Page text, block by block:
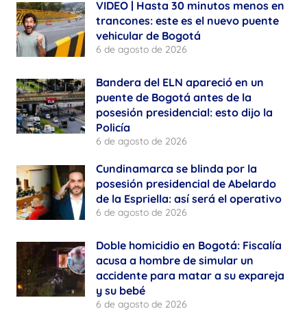
VIDEO | Hasta 30 minutos menos en
trancones: este es el nuevo puente
vehicular de Bogotá
6 de agosto de 2026
Bandera del ELN apareció en un
puente de Bogotá antes de la
posesión presidencial: esto dijo la
Policía
6 de agosto de 2026
Cundinamarca se blinda por la
posesión presidencial de Abelardo
de la Espriella: así será el operativo
6 de agosto de 2026
Doble homicidio en Bogotá: Fiscalía
acusa a hombre de simular un
accidente para matar a su expareja
y su bebé
6 de agosto de 2026